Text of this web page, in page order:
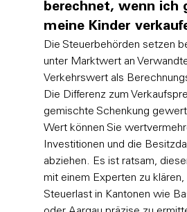
berechnet, wenn ich
meine Kinder
Die Steuerbehörden setzen
unter Marktwert an
Verkehrswert als
Die Differenz zum
gemischte Schenkung
Wert können Sie
Investitionen und die
abziehen. Es ist ratsam,
mit einem Experten zu klären,
Steuerlast in Kantonen wie